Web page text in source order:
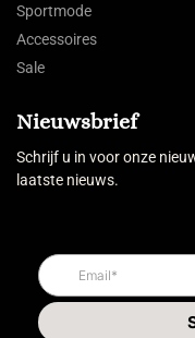
Sportmode
Accessoires
Sale
Nieuwsbrief
Schrijf u in voor onze
laatste nieuws.